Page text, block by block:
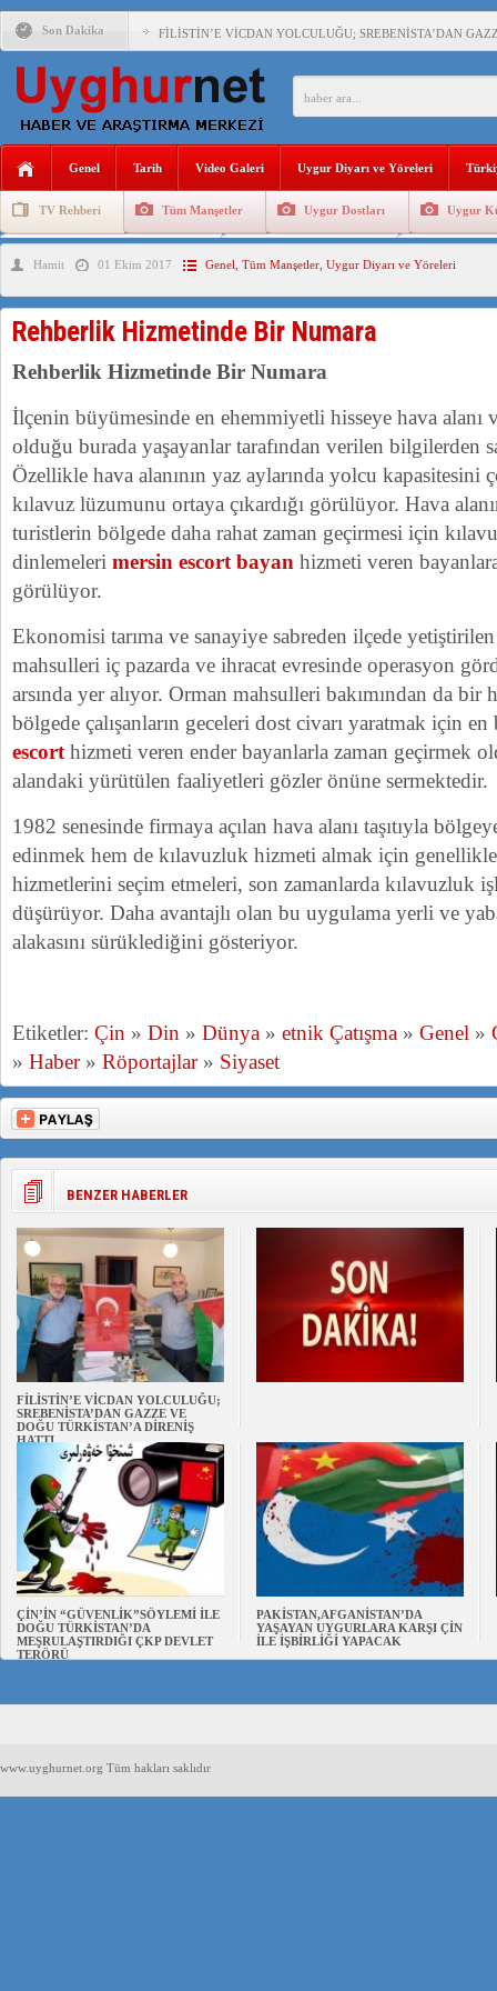
Son Dakika FİLİSTİN’E VİCDAN YOLCULUĞU; SREBENİSTA’DAN
ÇİN’İN “GÜVENLİK”SÖYLEMİ İLE DOĞU TÜRKİSTAN’DA
PAKİSTAN,AFGANİSTAN’DA YAŞAYAN UYGURLARA
ANAHTAR PARTİ GENEL BAŞKANI AĞIRALİOĞLU :
ÇİN’İN DOĞU TÜRKİSTAN’DAKİ UYGULAMALARI
DİYANET AKADEMİSİ BAŞKANI DOÇ.DR.KAAN : DOĞU
150 YILDIR KAYNAYAN YARAMIZ : ÇİN İŞGALİNDEKİ
Genel Tarih Video Galeri Uygur Diyarı ve Yöreleri
TV Rehberi Tüm Manşetler Uygur Dostları Uygur
Uygurlarda Düğün ve Cenaze
Hamit 01 Ekim 2017 Genel Tüm Manşetler Uygur Diyarı ve Yöreleri
Rehberlik Hizmetinde Bir Numara
Rehberlik Hizmetinde Bir Numara
İlçenin büyümesinde en ehemmiyetli hisseye hava alanı
olduğu burada yaşayanlar tarafından verilen bilgilerden
Özellikle hava alanının yaz aylarında yolcu kapasitesini
kılavuz lüzumunu ortaya çıkardığı görülüyor. Hava
turistlerin bölgede daha rahat zaman geçirmesi için
dinlemeleri mersin escort bayan hizmeti veren
görülüyor.
Ekonomisi tarıma ve sanayiye sabreden ilçede
mahsulleri iç pazarda ve ihracat evresinde operasyon
arsında yer alıyor. Orman mahsulleri bakımından da bir
bölgede çalışanların geceleri dost civarı yaratmak için
escort hizmeti veren ender bayanlarla zaman geçirmek
alandaki yürütülen faaliyetleri gözler önüne sermektedir.
1982 senesinde firmaya açılan hava alanı taşıtıyla
edinmek hem de kılavuzluk hizmeti almak için
hizmetlerini seçim etmeleri, son zamanlarda kılavuzluk
düşürüyor. Daha avantajlı olan bu uygulama yerli ve
alakasını sürüklediğini gösteriyor.
Etiketler: Çin » Din » Dünya » etnik Çatışma » Genel »
» Haber» Röportajlar» Siyaset
BENZER HABERLER
FİLİSTİN’E VİCDAN YOLCULUĞU;
SREBENİSTA’DAN GAZZE VE
DOĞU TÜRKİSTAN’A DİRENİŞ
HATTI
ÇİN’İN “GÜVENLİK”SÖYLEMİ İLE
DOĞU TÜRKİSTAN’DA
MEŞRULAŞTIRDIĞI ÇKP DEVLET
TERÖRÜ
PAKİSTAN,AFGANİSTAN’DA
YAŞAYAN UYGURLARA KARŞI ÇİN
İLE İŞBİRLİĞİ YAPACAK
www.uyghurnet.org Tüm hakları saklıdır